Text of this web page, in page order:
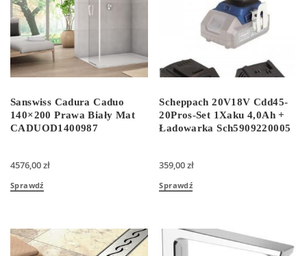
Sanswiss Cadura Caduo
140×200 Prawa Biały Mat
CADUOD1400987
4576,00zł
Sprawdź
Scheppach 20V18V Cdd45-
20Pros-Set 1Xaku 4,0Ah +
Ładowarka Sch5909220005
359,00zł
Sprawdź